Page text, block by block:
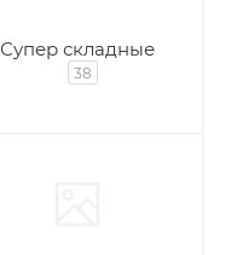
Супер складные
38